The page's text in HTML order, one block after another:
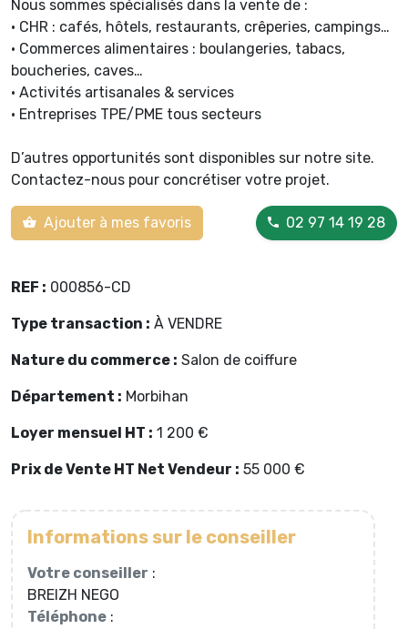
Nous sommes spécialisés dans la vente de :
• CHR : cafés, hôtels, restaurants, crêperies, campings…
• Commerces alimentaires : boulangeries, tabacs,
boucheries, caves…
• Activités artisanales & services
• Entreprises TPE/PME tous secteurs
D’autres opportunités sont disponibles sur notre site.
Contactez-nous pour concrétiser votre projet.
Ajouter à mes favoris 02 97 14 19 28
REF : 000856-CD
Type transaction : À VENDRE
Nature du commerce : Salon de coiffure
Département : Morbihan
Loyer mensuel HT : 1 200 €
Prix de Vente HT Net Vendeur : 55 000 €
Informations sur le conseiller
Votre conseiller :
BREIZH NEGO
Téléphone :